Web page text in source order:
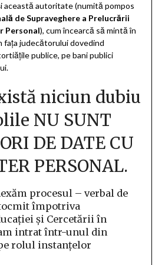
această autoritate (numită pompos
de Supraveghere a Prelucrării
Personal), cum încearcă să mintă în
fața judecătorului dovedind
publice, pe bani publici
niciun dubiu
NU SUNT
DE DATE CU
PERSONAL.
procesul – verbal de
împotriva
și Cercetării în
intrat într-unul din
rolul instanțelor